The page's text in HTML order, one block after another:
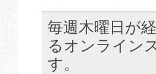
毎週木曜日が
るオンライン
す。